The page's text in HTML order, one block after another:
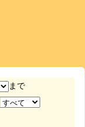
まで